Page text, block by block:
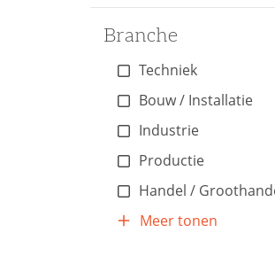
Branche
Techniek
Bouw / Installatie
Industrie
Productie
Handel /
Meer tonen